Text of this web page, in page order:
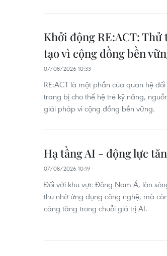
Khởi động RE:ACT:
tạo vì cộng đồng bền
07/08/2026 10:33
RE:ACT là một phần của quan hệ
trang bị cho thế hệ trẻ kỹ năng,
giải pháp vì cộng đồng bền vững.
Hạ tầng AI - động lực
07/08/2026 10:19
Đối với khu vực Đông Nam Á, làn
thu nhờ ứng dụng công nghệ, mà
càng tăng trong chuỗi giá trị AI.